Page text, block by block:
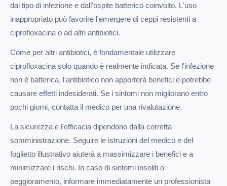
dal tipo di infezione e dall'ospite batterico coinvolto. L'uso
inappropriato può favorire l'emergere di ceppi resistenti a
ciprofloxacina o ad altri antibiotici.
Come per altri antibiotici, è fondamentale utilizzare
ciprofloxacina solo quando è realmente indicata. Se l'infezione
non è batterica, l'antibiotico non apporterà benefici e potrebbe
causare effetti indesiderati. Se i sintomi non migliorano entro
pochi giorni, contatta il medico per una rivalutazione.
La sicurezza e l'efficacia dipendono dalla corretta
somministrazione. Seguire le istruzioni del medico e del
foglietto illustrativo aiuterà a massimizzare i benefici e a
minimizzare i rischi. In caso di sintomi insoliti o
peggioramento, informare immediatamente un professionista